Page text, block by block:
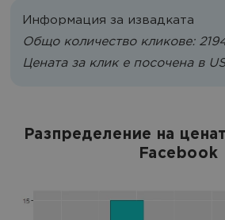
Информация за извадката
Общо количество кликове:
Цената за клик е посочена в
Разпределение на
Facebook